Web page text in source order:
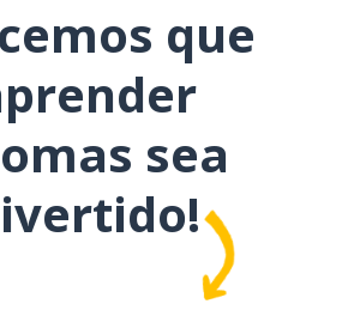
que
sea